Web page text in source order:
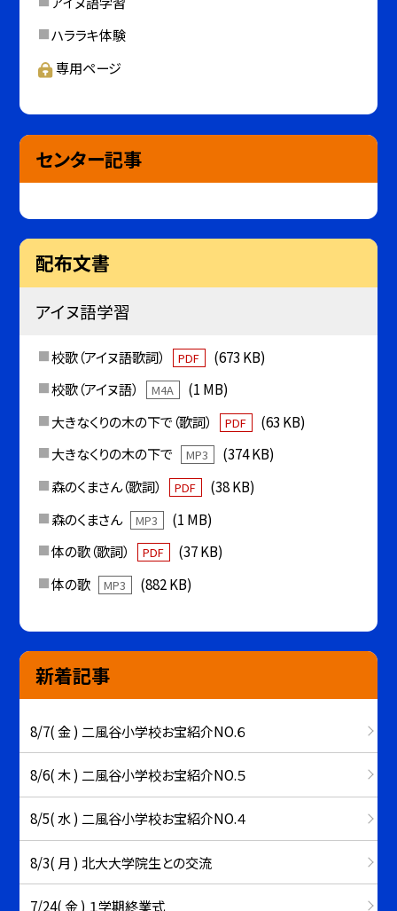
ハララキ体験
専用ページ
センター記事
配布文書
アイヌ語学習
校歌（アイヌ語歌詞） PDF
(673 KB)
校歌（アイヌ語）
M4A
(1 MB)
大きなくりの木の下で（歌詞）
PDF
(63 KB)
大きなくりの木の下で
MP3
(374 KB)
森のくまさん（歌詞）
PDF
(38 KB)
森のくまさん
MP3
(1 MB)
体の歌（歌詞）
PDF
(37 KB)
体の歌
MP3 (882 KB)
新着記事
8/7( 金 ) 二風谷小学校お宝紹介NO.６
8/6( 木 ) 二風谷小学校お宝紹介NO.５
8/5( 水 ) 二風谷小学校お宝紹介NO.４
8/3( 月 ) 北大大学院生との交流
7/24( 金 ) １学期終業式